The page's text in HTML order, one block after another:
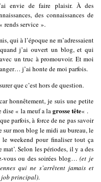
envie de faire plaisir. À des
des connaissances de
rends service ».
qui à l’époque ne m’adressaient
j’ai ouvert un blog, et qui
un truc à promouvoir. Et moi
j’ai honte de moi parfois.
que c’est hors de question.
honnêtement, je suis une petite
dise « la meuf a lagrosse tête« .
parfois, à force de ne pas savoir
sur mon blog le midi au bureau, le
weekend pour finaliser tout ça
Selon les périodes, il y a des
vous ou des soirées blog…(et je
qui ne s’arrêtent jamais et
job principal).